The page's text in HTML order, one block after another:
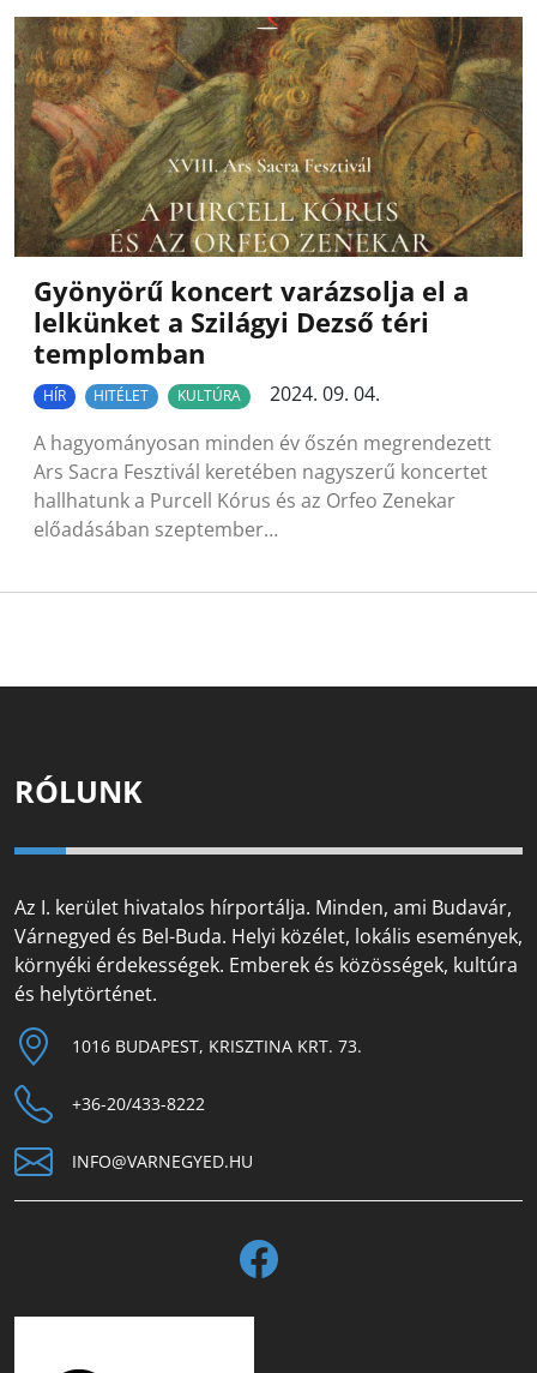
Gyönyörű koncert varázsolja el a
lelkünket a Szilágyi Dezső téri
templomban
HÍR HITÉLET KULTÚRA
2024. 09. 04.
A hagyományosan minden év őszén megrendezett
Ars Sacra Fesztivál keretében nagyszerű koncertet
hallhatunk a Purcell Kórus és az Orfeo Zenekar
előadásában szeptember…
RÓLUNK
Az I. kerület hivatalos hírportálja. Minden, ami Budavár,
Várnegyed és Bel-Buda. Helyi közélet, lokális események,
környéki érdekességek. Emberek és közösségek, kultúra
és helytörténet.
1016 BUDAPEST, KRISZTINA KRT. 73.
+36-20/433-8222
INFO@VARNEGYED.HU